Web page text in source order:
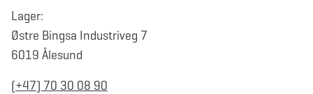
Lager:
Østre Bingsa Industriveg 7
6019 Ålesund
(+47) 70 30 08 90